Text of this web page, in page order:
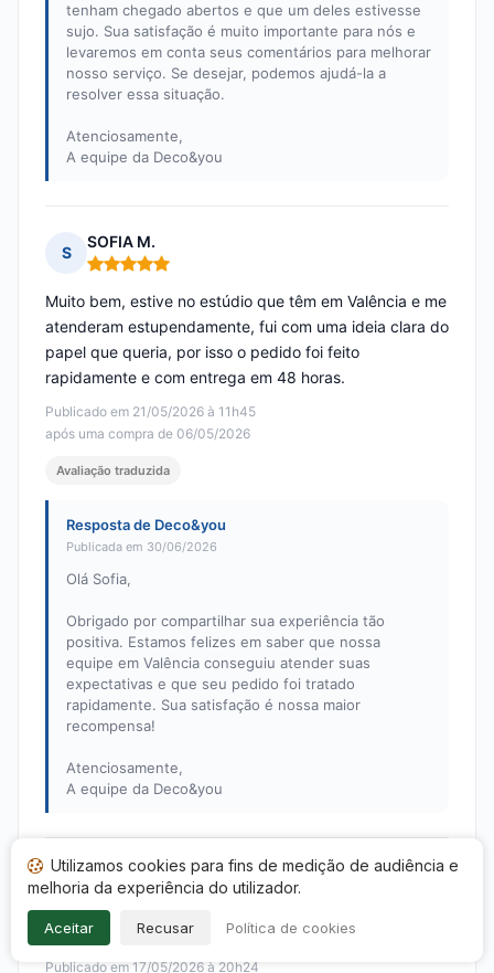
tenham chegado abertos e que um deles estivesse
sujo. Sua satisfação é muito importante para nós e
levaremos em conta seus comentários para melhorar
nosso serviço. Se desejar, podemos ajudá-la a
resolver essa situação.
Atenciosamente,
A equipe da Deco&you
S
SOFIA M.
Nota: 5 em 5
Publicado em 21/05/2026 à 11h45
após uma compra de 06/05/2026
Muito bem, estive no estúdio que têm em Valência e me
atenderam estupendamente, fui com uma ideia clara do
papel que queria, por isso o pedido foi feito
rapidamente e com entrega em 48 horas.
Avaliação traduzida
Resposta de Deco&you
Publicada em 30/06/2026
Olá Sofia,
Obrigado por compartilhar sua experiência tão
positiva. Estamos felizes em saber que nossa
equipe em Valência conseguiu atender suas
expectativas e que seu pedido foi tratado
rapidamente. Sua satisfação é nossa maior
recompensa!
Atenciosamente,
A equipe da Deco&you
I
Isabel T.
Publicado em 17/05/2026 à 20h24
Chegou perfeitamente. Obrigado
Utilizamos cookies para fins de medição de audiência e
melhoria da experiência do utilizador.
Aceitar Recusar Política de cookies